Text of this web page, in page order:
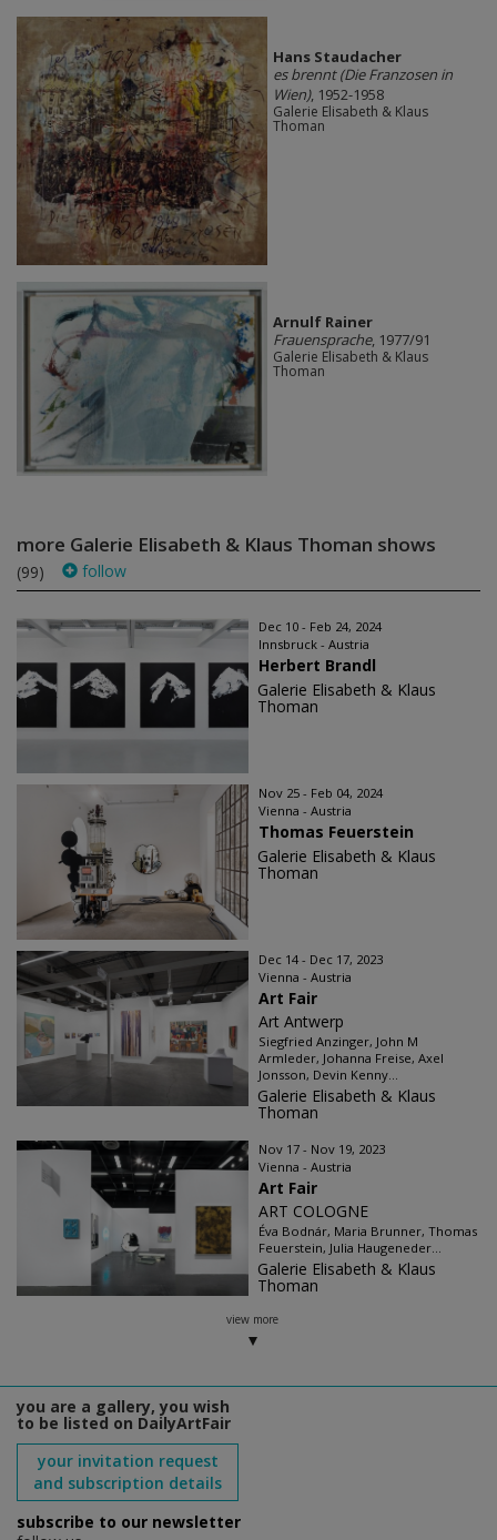
Hans Staudacher
es brennt (Die Franzosen in
Wien), 1952-1958
Galerie Elisabeth & Klaus
Thoman
Arnulf Rainer
Frauensprache, 1977/91
Galerie Elisabeth & Klaus
Thoman
more Galerie Elisabeth & Klaus Thoman shows
(99) follow
Dec 10 - Feb 24, 2024
Innsbruck - Austria
Herbert Brandl
Galerie Elisabeth & Klaus
Thoman
Nov 25 - Feb 04, 2024
Vienna - Austria
Thomas Feuerstein
Galerie Elisabeth & Klaus
Thoman
Dec 14 - Dec 17, 2023
Vienna - Austria
Art Fair
Art Antwerp
Siegfried Anzinger, John M
Armleder, Johanna Freise, Axel
Jonsson, Devin Kenny...
Galerie Elisabeth & Klaus
Thoman
Nov 17 - Nov 19, 2023
Vienna - Austria
Art Fair
ART COLOGNE
Éva Bodnár, Maria Brunner, Thomas
Feuerstein, Julia Haugeneder...
Galerie Elisabeth & Klaus
Thoman
view more
you are a gallery, you wish
to be listed on DailyArtFair
your invitation request
and subscription details
subscribe to our newsletter